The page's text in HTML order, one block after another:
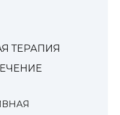
ТЕРАПИЯ